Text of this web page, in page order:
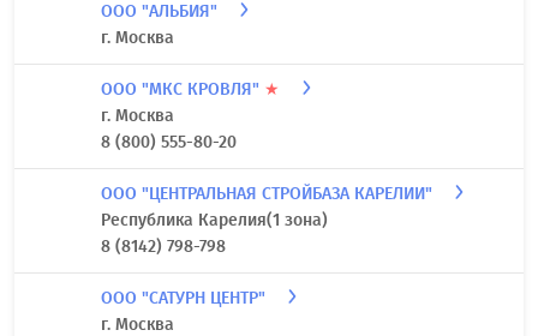
ООО "АЛЬБИЯ"
г. Москва
ООО "МКС КРОВЛЯ" ★
г. Москва
8 (800) 555-80-20
ООО "ЦЕНТРАЛЬНАЯ СТРОЙБАЗА КАРЕЛИИ"
Республика Карелия(1 зона)
8 (8142) 798-798
ООО "САТУРН ЦЕНТР"
г. Москва